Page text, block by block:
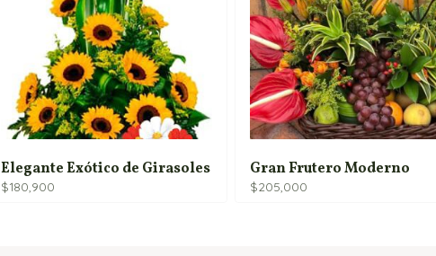
Elegante Exótico de Girasoles
$180,900
Gran Frutero Moderno
$205,000